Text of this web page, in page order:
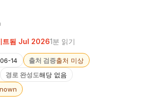
트됨 Jul 20261분 읽기
14 출처 검증출처 미상
경로 완성도해당 없음